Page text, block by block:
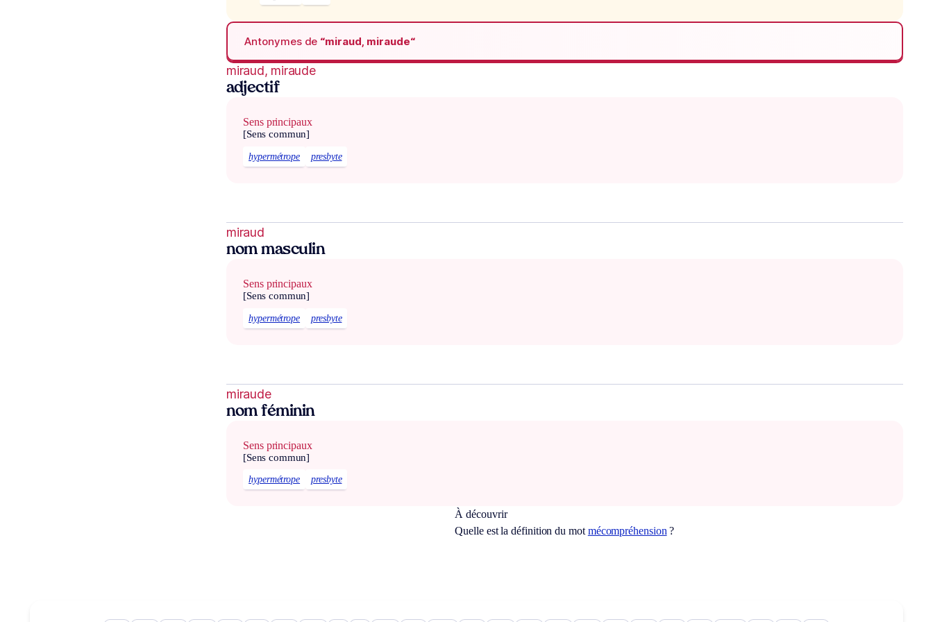
Antonymes de “miraud, miraude“
miraud, miraude
adjectif
Sens principaux
[Sens commun]
hypermétrope presbyte
miraud
nom masculin
Sens principaux
[Sens commun]
hypermétrope presbyte
miraude
nom féminin
Sens principaux
[Sens commun]
hypermétrope presbyte
À découvrir
Quelle est la définition du mot mécompréhension ?